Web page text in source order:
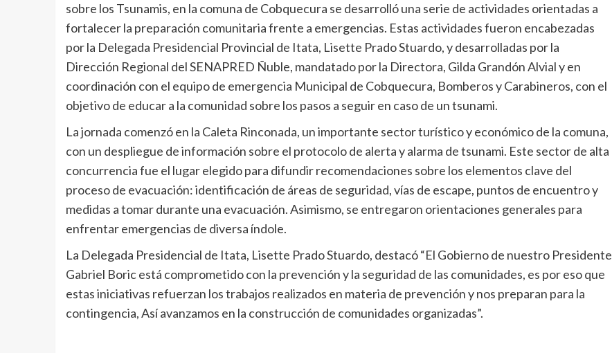
sobre los Tsunamis, en la comuna de Cobquecura se desarrolló una serie de actividades orientadas a
fortalecer la preparación comunitaria frente a emergencias. Estas actividades fueron encabezadas
por la Delegada Presidencial Provincial de Itata, Lisette Prado Stuardo, y desarrolladas por la
Dirección Regional del SENAPRED Ñuble, mandatado por la Directora, Gilda Grandón Alvial y en
coordinación con el equipo de emergencia Municipal de Cobquecura, Bomberos y Carabineros, con el
objetivo de educar a la comunidad sobre los pasos a seguir en caso de un tsunami.
La jornada comenzó en la Caleta Rinconada, un importante sector turístico y económico de la comuna,
con un despliegue de información sobre el protocolo de alerta y alarma de tsunami. Este sector de alta
concurrencia fue el lugar elegido para difundir recomendaciones sobre los elementos clave del
proceso de evacuación: identificación de áreas de seguridad, vías de escape, puntos de encuentro y
medidas a tomar durante una evacuación. Asimismo, se entregaron orientaciones generales para
enfrentar emergencias de diversa índole.
La Delegada Presidencial de Itata, Lisette Prado Stuardo, destacó “El Gobierno de nuestro Presidente
Gabriel Boric está comprometido con la prevención y la seguridad de las comunidades, es por eso que
estas iniciativas refuerzan los trabajos realizados en materia de prevención y nos preparan para la
contingencia, Así avanzamos en la construcción de comunidades organizadas”.